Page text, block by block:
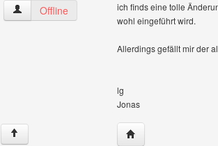
abenteuergeschichte Benutzer-Profile
Offline
ich finds eine tolle
wohl eingeführt wird.
Allerdings gefällt mir der
lg
Jonas
↑ Website dieses